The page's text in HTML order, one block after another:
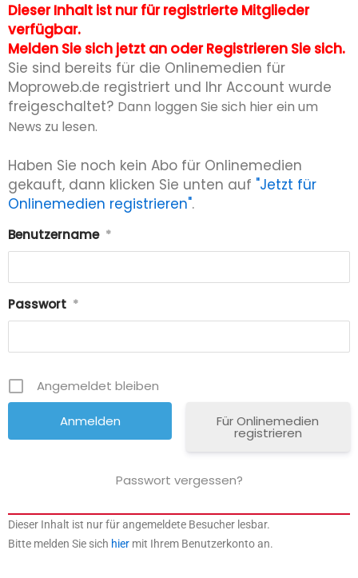
Dieser Inhalt ist nur für registrierte Mitglieder
verfügbar.
Melden Sie sich jetzt an oder Registrieren Sie sich.
Sie sind bereits für die Onlinemedien für
Moproweb.de registriert und Ihr Account wurde
freigeschaltet? Dann loggen Sie sich hier ein um
News zu lesen.
Haben Sie noch kein Abo für Onlinemedien
gekauft, dann klicken Sie unten auf "Jetzt für
Onlinemedien registrieren".
Benutzername *
Passwort *
Angemeldet bleiben
Für Onlinemedien
registrieren
Passwort vergessen?
Dieser Inhalt ist nur für angemeldete Besucher lesbar.
Bitte melden Sie sich hier mit Ihrem Benutzerkonto an.